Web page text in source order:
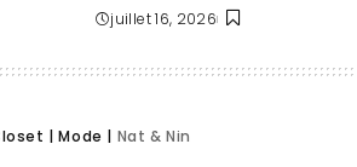
juillet 16, 2026
|Mode | Nat & Nin